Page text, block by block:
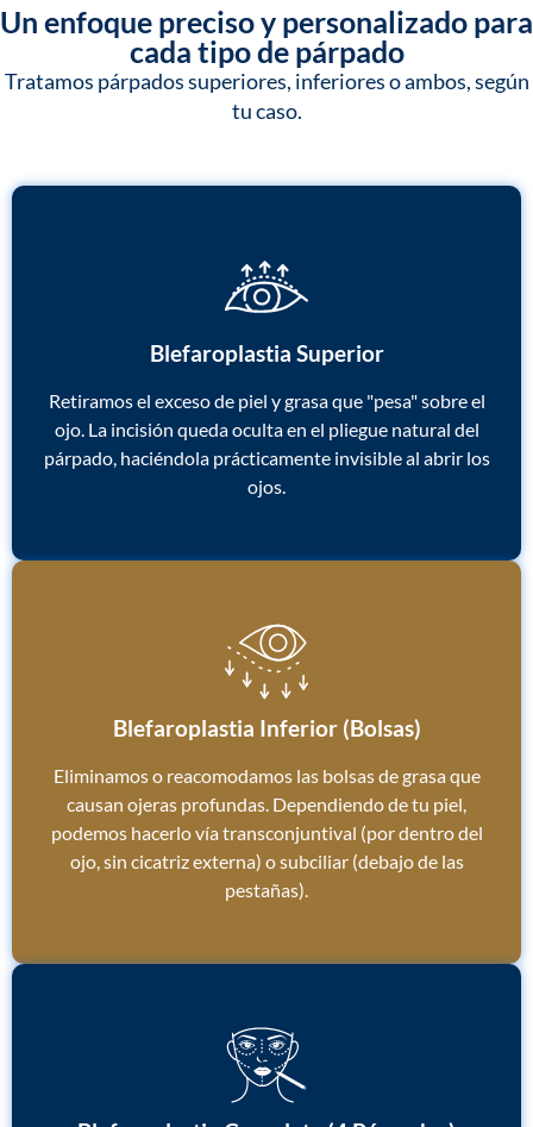
Un enfoque preciso y personalizado para
cada tipo de párpado
Tratamos párpados superiores, inferiores o ambos, según
tu caso.
Blefaroplastia Superior
Retiramos el exceso de piel y grasa que "pesa" sobre el
ojo. La incisión queda oculta en el pliegue natural del
párpado, haciéndola prácticamente invisible al abrir los
ojos.
Blefaroplastia Inferior (Bolsas)
Eliminamos o reacomodamos las bolsas de grasa que
causan ojeras profundas. Dependiendo de tu piel,
podemos hacerlo vía transconjuntival (por dentro del
ojo, sin cicatriz externa) o subciliar (debajo de las
pestañas).